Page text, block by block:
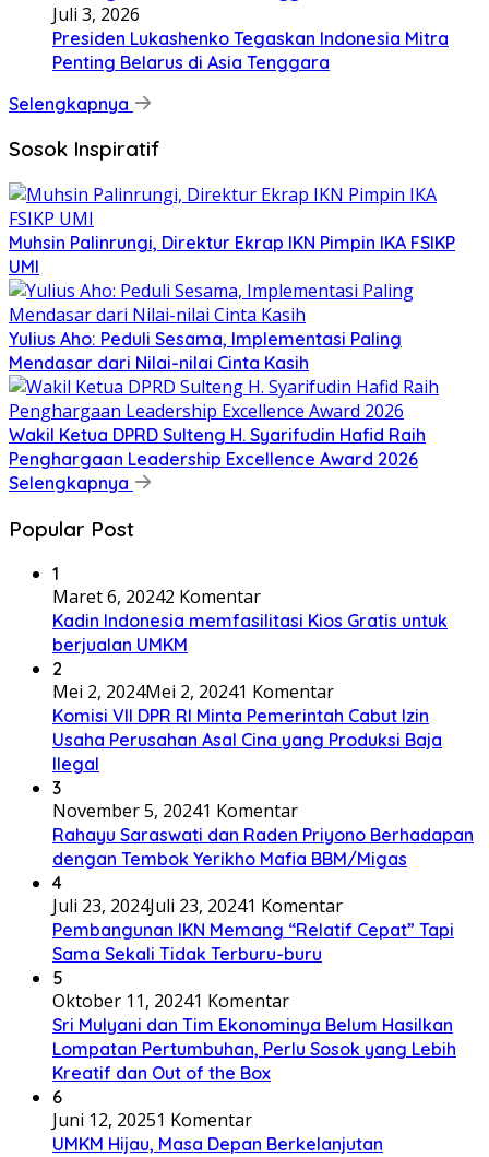
Juli 3, 2026
Presiden Lukashenko Tegaskan Indonesia Mitra
Penting Belarus di Asia Tenggara
Selengkapnya
Sosok Inspiratif
Muhsin Palinrungi, Direktur Ekrap IKN Pimpin IKA FSIKP
UMI
Yulius Aho: Peduli Sesama, Implementasi Paling
Mendasar dari Nilai-nilai Cinta Kasih
Wakil Ketua DPRD Sulteng H. Syarifudin Hafid Raih
Penghargaan Leadership Excellence Award 2026
Selengkapnya
Popular Post
1
Maret 6, 20242 Komentar
Kadin Indonesia memfasilitasi Kios Gratis untuk
berjualan UMKM
2
Mei 2, 2024Mei 2, 20241 Komentar
Komisi VII DPR RI Minta Pemerintah Cabut Izin
Usaha Perusahan Asal Cina yang Produksi Baja
Ilegal
3
November 5, 20241 Komentar
Rahayu Saraswati dan Raden Priyono Berhadapan
dengan Tembok Yerikho Mafia BBM/Migas
4
Juli 23, 2024Juli 23, 20241 Komentar
Pembangunan IKN Memang “Relatif Cepat” Tapi
Sama Sekali Tidak Terburu-buru
5
Oktober 11, 20241 Komentar
Sri Mulyani dan Tim Ekonominya Belum Hasilkan
Lompatan Pertumbuhan, Perlu Sosok yang Lebih
Kreatif dan Out of the Box
6
Juni 12, 20251 Komentar
UMKM Hijau, Masa Depan Berkelanjutan